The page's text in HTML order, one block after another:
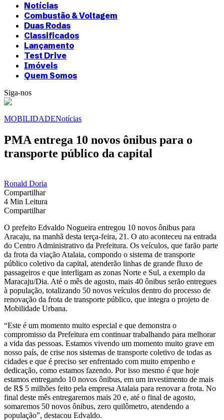
Notícias
Combustão & Voltagem
Duas Rodas
Classificados
Lançamento
Test Drive
Imóveis
Quem Somos
Siga-nos
MOBILIDADENotícias
PMA entrega 10 novos ônibus para o
transporte público da capital
Ronald Doria
Compartilhar
4 Min Leitura
Compartilhar
O prefeito Edvaldo Nogueira entregou 10 novos ônibus para
Aracaju, na manhã desta terça-feira, 21. O ato aconteceu na entrada
do Centro Administrativo da Prefeitura. Os veículos, que farão parte
da frota da viação Atalaia, compondo o sistema de transporte
público coletivo da capital, atenderão linhas de grande fluxo de
passageiros e que interligam as zonas Norte e Sul, a exemplo da
Maracaju/Dia. Até o mês de agosto, mais 40 ônibus serão entregues
à população, totalizando 50 novos veículos dentro do processo de
renovação da frota de transporte público, que integra o projeto de
Mobilidade Urbana.
“Este é um momento muito especial e que demonstra o
compromisso da Prefeitura em continuar trabalhando para melhorar
a vida das pessoas. Estamos vivendo um momento muito grave em
nosso país, de crise nos sistemas de transporte coletivo de todas as
cidades e que é preciso ser enfrentado com muito empenho e
dedicação, como estamos fazendo. Por isso mesmo é que hoje
estamos entregando 10 novos ônibus, em um investimento de mais
de R$ 5 milhões feito pela empresa Atalaia para renovar a frota. No
final deste mês entregaremos mais 20 e, até o final de agosto,
somaremos 50 novos ônibus, zero quilômetro, atendendo a
população”, destacou Edvaldo.